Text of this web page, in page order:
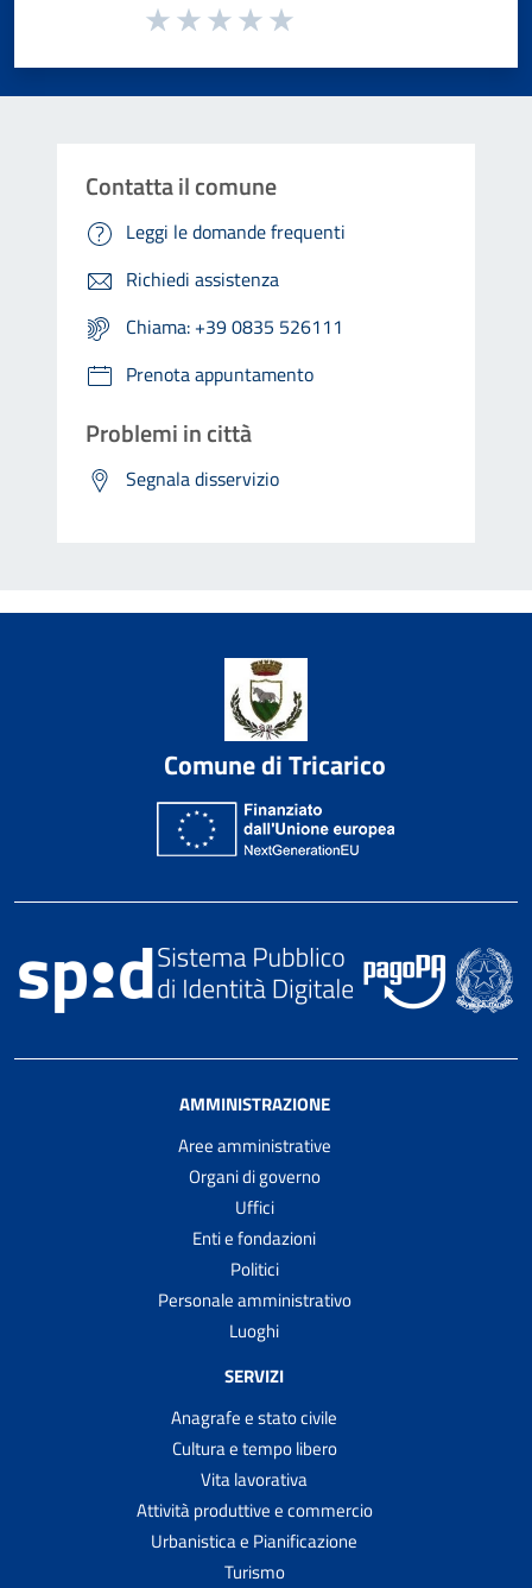
Valuta da 1 a 5 stelle la pagina
Contatta il comune
Leggi le domande frequenti
Richiedi assistenza
Chiama: +39 0835 526111
Prenota appuntamento
Problemi in città
Segnala disservizio
Comune di Tricarico
AMMINISTRAZIONE
Aree amministrative
Organi di governo
Uffici
Enti e fondazioni
Politici
Personale amministrativo
Luoghi
SERVIZI
Anagrafe e stato civile
Cultura e tempo libero
Vita lavorativa
Attività produttive e commercio
Urbanistica e Pianificazione
Turismo